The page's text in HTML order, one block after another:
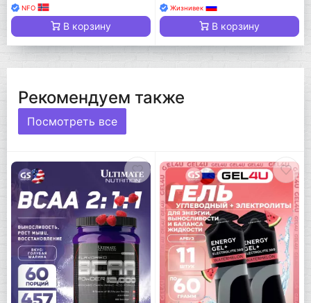
NFO
В корзину
Жизнивек
В корзину
Рекомендуем также
Посмотреть все